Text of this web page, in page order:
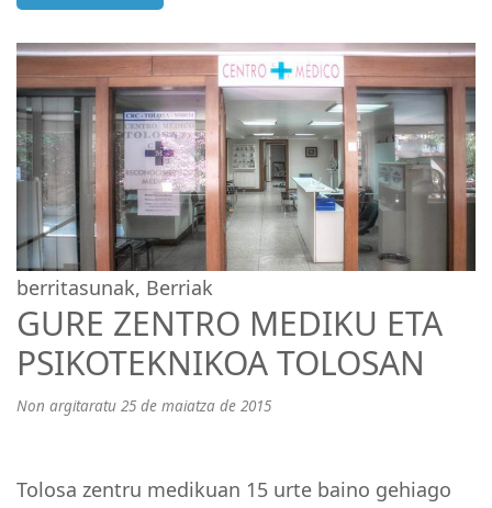
berritasunak, Berriak
GURE ZENTRO MEDIKU ETA
PSIKOTEKNIKOA TOLOSAN
Non argitaratu 25 de maiatza de 2015
Tolosa zentru medikuan 15 urte baino gehiago